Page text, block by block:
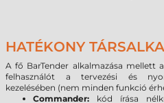
HATÉKONY
A fő BarTender alkalmazása mellett
felhasználót a tervezési és
kezelésében (nem minden funkció
Commander: kód írása